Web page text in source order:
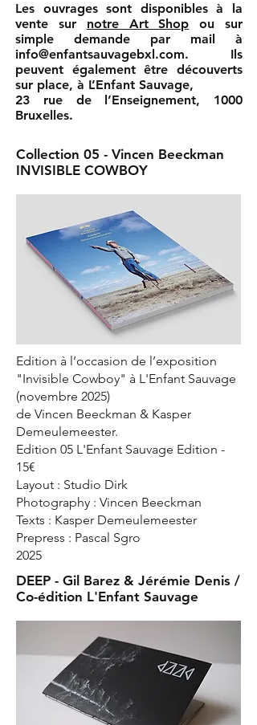
Les ouvrages sont disponibles à la
vente sur notre Art Shop ou sur
simple demande par mail à
info@enfantsauvagebxl.com. Ils
peuvent également être découverts
sur place, à L’Enfant Sauvage,
23 rue de l’Enseignement, 1000
Bruxelles.
Collection 05 - Vincen Beeckman
INVISIBLE COWBOY
Edition à l’occasion de l’exposition
"Invisible Cowboy" à L'Enfant Sauvage
(novembre 2025)
de Vincen Beeckman & Kasper
Demeulemeester.
Edition 05 L'Enfant Sauvage Edition -
15€
Layout : Studio Dirk
Photography : Vincen Beeckman
Texts : Kasper Demeulemeester
Prepress : Pascal Sgro
2025
DEEP - Gil Barez & Jérémie Denis /
Co-édition L'Enfant Sauvage